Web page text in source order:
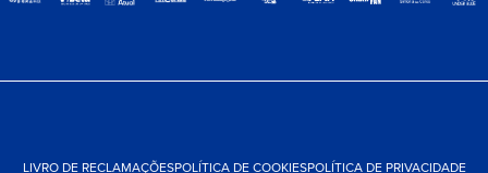
LIVRO DE RECLAMAÇÕESPOLÍTICA DE COOKIESPOLÍTICA DE PRIVACIDADE